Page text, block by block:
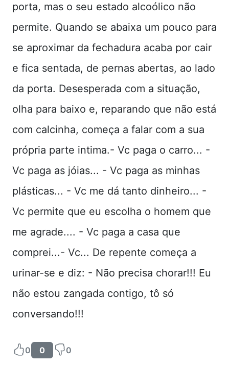
porta, mas o seu estado alcoólico não
permite. Quando se abaixa um pouco para
se aproximar da fechadura acaba por cair
e fica sentada, de pernas abertas, ao lado
da porta. Desesperada com a situação,
olha para baixo e, reparando que não está
com calcinha, começa a falar com a sua
própria parte intima.- Vc paga o carro... -
Vc paga as jóias... - Vc paga as minhas
plásticas... - Vc me dá tanto dinheiro... -
Vc permite que eu escolha o homem que
me agrade.... - Vc paga a casa que
comprei...- Vc... De repente começa a
urinar-se e diz: - Não precisa chorar!!! Eu
não estou zangada contigo, tô só
conversando!!!
0 0 0